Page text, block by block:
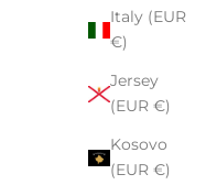
Italy (EUR
€)
Jersey
(EUR €)
Kosovo
(EUR €)